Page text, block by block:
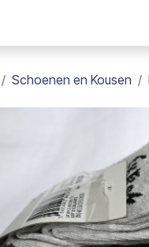
Schoenen en Kousen